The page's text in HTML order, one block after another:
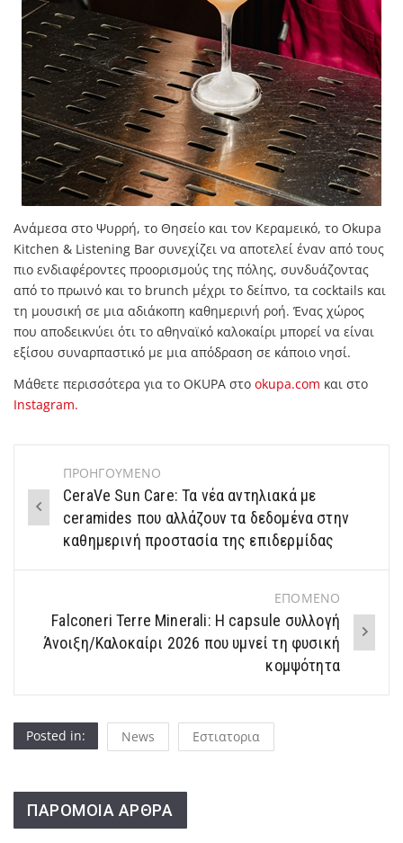
Ανάμεσα στο Ψυρρή, το Θησείο και τον Κεραμεικό, το Okupa
Kitchen & Listening Bar συνεχίζει να αποτελεί έναν από τους
πιο ενδιαφέροντες προορισμούς της πόλης, συνδυάζοντας
από το πρωινό και το brunch μέχρι το δείπνο, τα cocktails και
τη μουσική σε μια αδιάκοπη καθημερινή ροή. Ένας χώρος
που αποδεικνύει ότι το αθηναϊκό καλοκαίρι μπορεί να είναι
εξίσου συναρπαστικό με μια απόδραση σε κάποιο νησί.
Μάθετε περισσότερα για το OKUPA στο okupa.com και στο
Instagram.
Post
navigation
ΠΡΟΗΓΟΥΜΕΝΟ
CeraVe Sun Care: Τα νέα αντηλιακά με
ceramides που αλλάζουν τα δεδομένα στην
καθημερινή προστασία της επιδερμίδας
ΕΠΟΜΕΝΟ
Falconeri Terre Minerali: Η capsule συλλογή
Άνοιξη/Καλοκαίρι 2026 που υμνεί τη φυσική
κομψότητα
Posted in: News Εστιατορια
ΠΑΡΟΜΟΙΑ ΑΡΘΡΑ